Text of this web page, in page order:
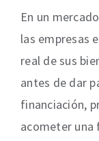
En un
las empresas
real de sus
antes de dar
financiación,
acometer una